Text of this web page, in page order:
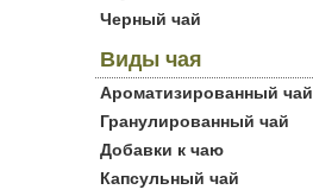
Черный чай
Виды чая
Ароматизированный чай
Гранулированный чай
Добавки к чаю
Капсульный чай